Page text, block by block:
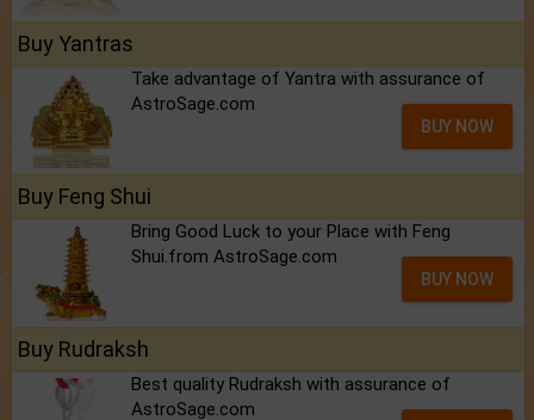
Buy Yantras
Take advantage of Yantra with assurance of
AstroSage.com
BUY NOW
Buy Feng Shui
Bring Good Luck to your Place with Feng
Shui.from AstroSage.com
BUY NOW
Buy Rudraksh
Best quality Rudraksh with assurance of
AstroSage.com